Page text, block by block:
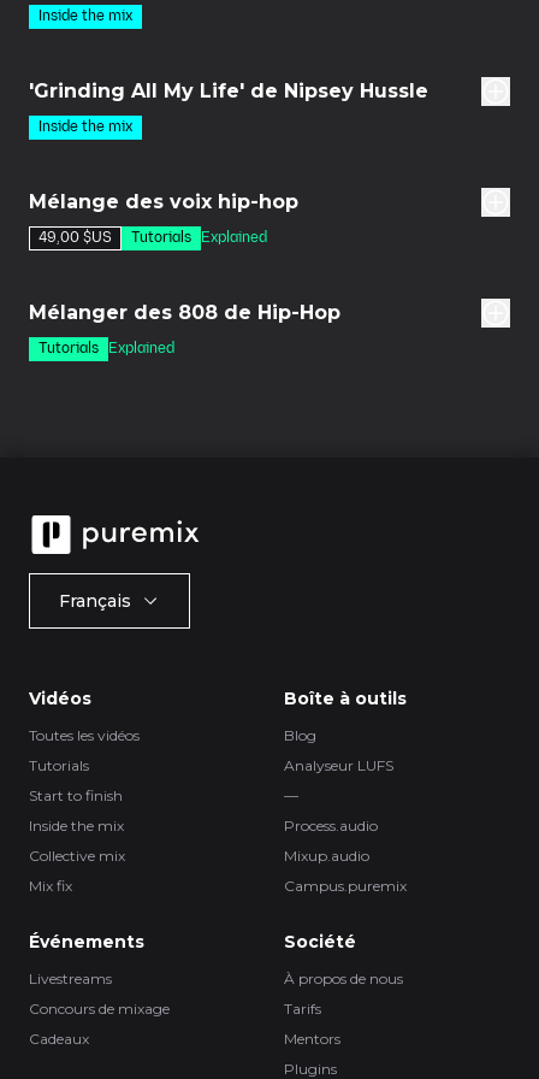
Inside the mix
'Grinding All My Life' de Nipsey Hussle
Inside the mix
Mélange des voix hip-hop
49,00 $US Tutorials Explained
Mélanger des 808 de Hip-Hop
Tutorials Explained
Français
Vidéos
Toutes les vidéos
Tutorials
Start to finish
Inside the mix
Collective mix
Mix fix
Boîte à outils
Blog
Analyseur LUFS
—
Process.audio
Mixup.audio
Campus.puremix
Événements
Livestreams
Concours de mixage
Cadeaux
Société
À propos de nous
Tarifs
Mentors
Plugins